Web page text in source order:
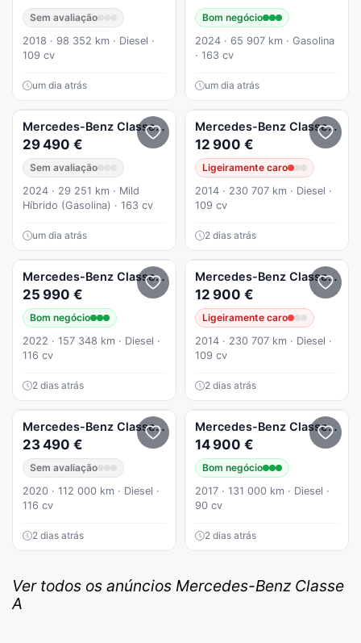
Sem avaliação
2018 · 98 352 km · Diesel ·
109 cv
um dia atrás
Bom negócio
2024 · 65 907 km · Gasolina
· 163 cv
um dia atrás
Mercedes-Benz Classe A A 200
29 490 €
Sem avaliação
2024 · 29 251 km · Mild
Híbrido (Gasolina) · 163 cv
um dia atrás
Mercedes-Benz Classe A
12 900 €
Ligeiramente caro
2014 · 230 707 km · Diesel ·
109 cv
2 dias atrás
Mercedes-Benz Classe A
25 990 €
Bom negócio
2022 · 157 348 km · Diesel ·
116 cv
2 dias atrás
Mercedes-Benz Classe A
12 900 €
Ligeiramente caro
2014 · 230 707 km · Diesel ·
109 cv
2 dias atrás
Mercedes-Benz Classe A A 180 d Style Aut.
23 490 €
Sem avaliação
2020 · 112 000 km · Diesel ·
116 cv
2 dias atrás
Mercedes-Benz Classe A
14 900 €
Bom negócio
2017 · 131 000 km · Diesel ·
90 cv
2 dias atrás
Ver todos os anúncios Mercedes-Benz Classe
A